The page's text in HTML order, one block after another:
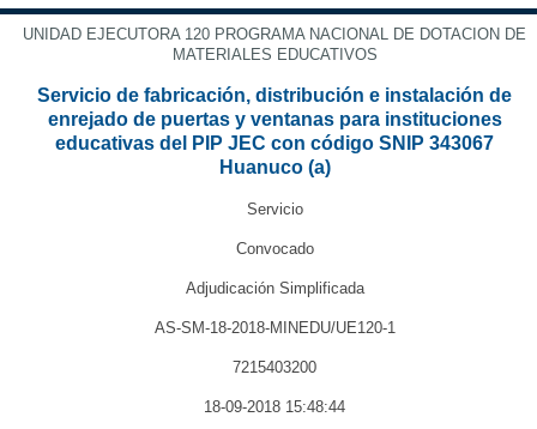
UNIDAD EJECUTORA 120 PROGRAMA NACIONAL DE DOTACION DE
MATERIALES EDUCATIVOS
Servicio de fabricación, distribución e instalación de
enrejado de puertas y ventanas para instituciones
educativas del PIP JEC con código SNIP 343067
Huanuco (a)
Servicio
Convocado
Adjudicación Simplificada
AS-SM-18-2018-MINEDU/UE120-1
7215403200
18-09-2018 15:48:44